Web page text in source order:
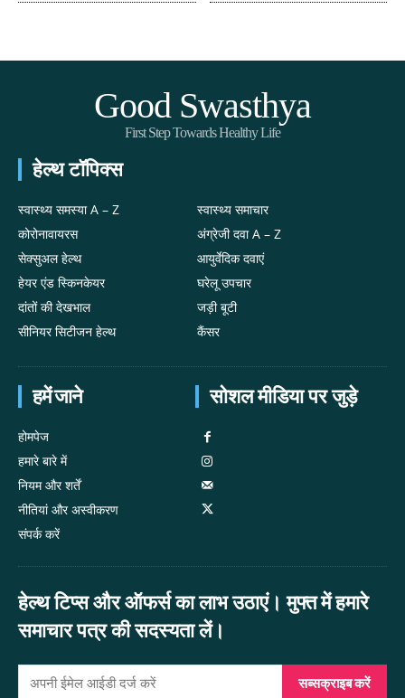
Good Swasthya
First Step Towards Healthy Life
हेल्थ टॉपिक्स
स्वास्थ्य समस्या A – Z
कोरोनावायरस
सेक्सुअल हेल्थ
हेयर एंड स्किनकेयर
दांतों की देखभाल
सीनियर सिटीजन हेल्थ
स्वास्थ्य समाचार
अंग्रेजी दवा A – Z
आयुर्वेदिक दवाएं
घरेलू उपचार
जड़ी बूटी
कैंसर
हमें जाने
होमपेज
हमारे बारे में
नियम और शर्तें
नीतियां और अस्वीकरण
संपर्क करें
सोशल मीडिया पर जुड़े
हेल्थ टिप्स और ऑफर्स का लाभ उठाएं। मुफ्त में हमारे
समाचार पत्र की सदस्यता लें।
सब्सक्राइब करें